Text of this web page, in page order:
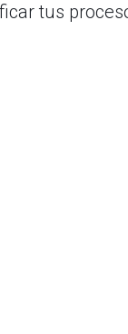
tus